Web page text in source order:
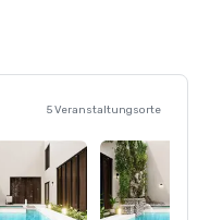
5 Veranstaltungsorte